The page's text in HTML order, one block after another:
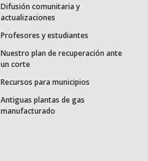
Difusión comunitaria y
actualizaciones
Profesores y estudiantes
Nuestro plan de recuperación ante
un corte
Recursos para municipios
Antiguas plantas de gas
manufacturado